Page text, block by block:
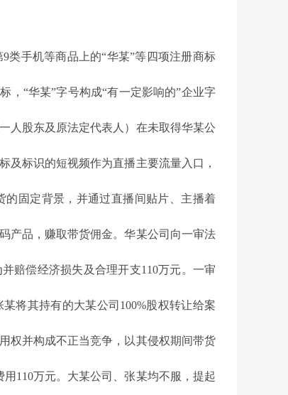
手机等商品上的“华某”等四项注册商标
，“华某”字号构成“有一定影响的”企业字
人股东及原法定代表人）在未取得华某公
及标识的短视频作为直播主要流量入口，
固定背景，并通过直播间贴片、主播着
产品，赚取带货佣金。华某公司向一审法
赔偿经济损失及合理开支110万元。一审
将其持有的大某公司100%股权转让给案
权并构成不正当竞争，以其侵权期间带货
110万元。大某公司、张某均不服，提起